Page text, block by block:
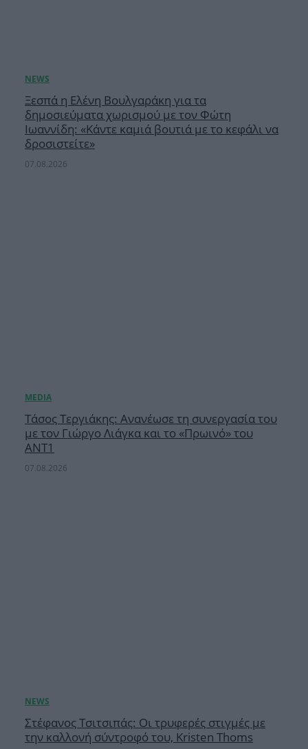
Ξεσπά η Ελένη Βουλγαράκη για τα
δημοσιεύματα χωρισμού με τον Φώτη
Ιωαννίδη: «Κάντε καμιά βουτιά με το κεφάλι να
δροσιστείτε»
07.08.2026
Τάσος Τεργιάκης: Ανανέωσε τη συνεργασία του
με τον Γιώργο Λιάγκα και το «Πρωινό» του
ΑΝΤ1
07.08.2026
Στέφανος Τσιτσιπάς: Οι τρυφερές στιγμές με
την καλλονή σύντροφό του, Kristen Thoms